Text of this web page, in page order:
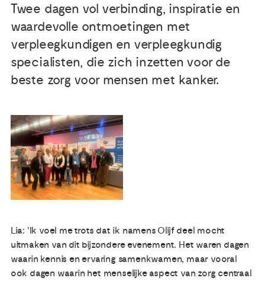
Nieuws
Agenda
Publicaties
Ervaringsdeskundigheid
Over ons
Contact
Twee dagen vol verbinding, inspiratie en
waardevolle ontmoetingen met
verpleegkundigen en verpleegkundig
specialisten, die zich inzetten voor de
beste zorg voor mensen met kanker.
Lia: 'Ik voel me trots dat ik namens Olijf deel mocht
uitmaken van dit bijzondere evenement. Het waren dagen
waarin kennis en ervaring samenkwamen, maar vooral
ook dagen waarin het menselijke aspect van zorg centraal